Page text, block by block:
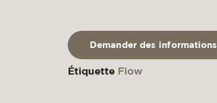
Demander des informations
Étiquette Flow